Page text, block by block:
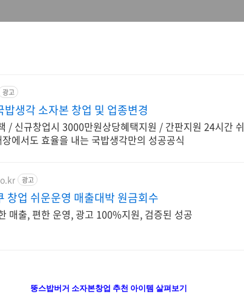
광고
생각 소자본 창업 및 업종변경
/ 신규창업시 3000만원상당혜택지원 / 간판지원 24시간 쉬
에서도 효율을 내는 국밥생각만의 성공공식
광고
창업 쉬운운영 매출대박 원금회수
매출, 편한 운영, 광고 100%지원, 검증된 성공
뚱스밥버거 소자본창업 추천 아이템 살펴보기